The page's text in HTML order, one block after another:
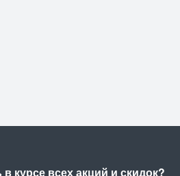
курсе всех акций и скидок?